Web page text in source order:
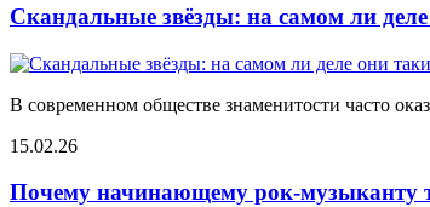
Скандальные звёзды: на самом ли
В современном обществе знаменитости часто
15.02.26
Почему начинающему рок-музыканту